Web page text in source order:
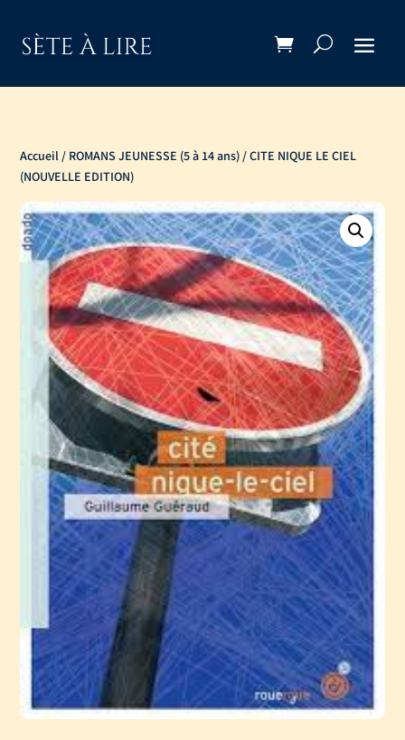
Accueil / ROMANS JEUNESSE (5 à 14 ans) / CITE NIQUE LE CIEL
(NOUVELLE EDITION)